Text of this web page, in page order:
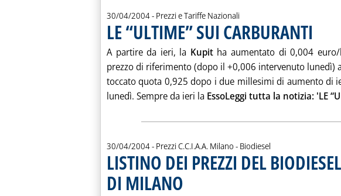
30/04/2004- Prezzi e Tariffe Nazionali
LE “ULTIME” SUI CARBURANTI
A partire da ieri, la Kupitha aumentato di 0,004
prezzo di riferimento (dopo il +0,006 intervenuto lunedì)
toccato quota 0,925 dopo i due millesimi di aumento di
lunedì. Sempre da ieri la EssoLeggi tutta la notizia: 'LE
30/04/2004- Prezzi C.C.I.A.A. Milano - Biodiesel
LISTINO DEI PREZZI DEL
DI MILANO